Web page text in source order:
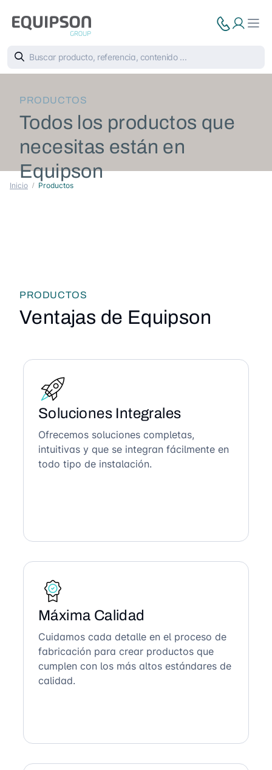
PRODUCTOS
Todos los productos que
necesitas están en
Equipson
Inicio Productos
PRODUCTOS
Ventajas de Equipson
Soluciones Integrales
Ofrecemos soluciones completas,
intuitivas y que se integran fácilmente en
todo tipo de instalación.
Máxima Calidad
Cuidamos cada detalle en el proceso de
fabricación para crear productos que
cumplen con los más altos estándares de
calidad.